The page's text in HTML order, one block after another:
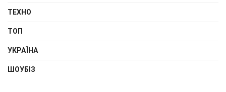
ТЕХНО
ТОП
УКРАЇНА
ШОУБІЗ